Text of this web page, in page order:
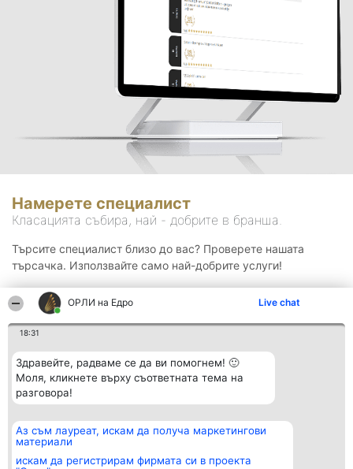
ОРЛИ на Едро Live chat
18:31
Здравейте, радваме се да ви помогнем! 🙂
Моля, кликнете върху съответната тема на
разговора!
Аз съм лауреат, искам да получа маркетингови
материали
искам да регистрирам фирмата си в проекта
Намерете специалист
Класацията събира, най - добрите в бранша.
Търсите специалист близо до вас? Проверете нашата
търсачка. Използвайте само най-добрите услуги!
Организатор на
класиране
BulevardulAleea Timișul De
Класация
всички
Контакти